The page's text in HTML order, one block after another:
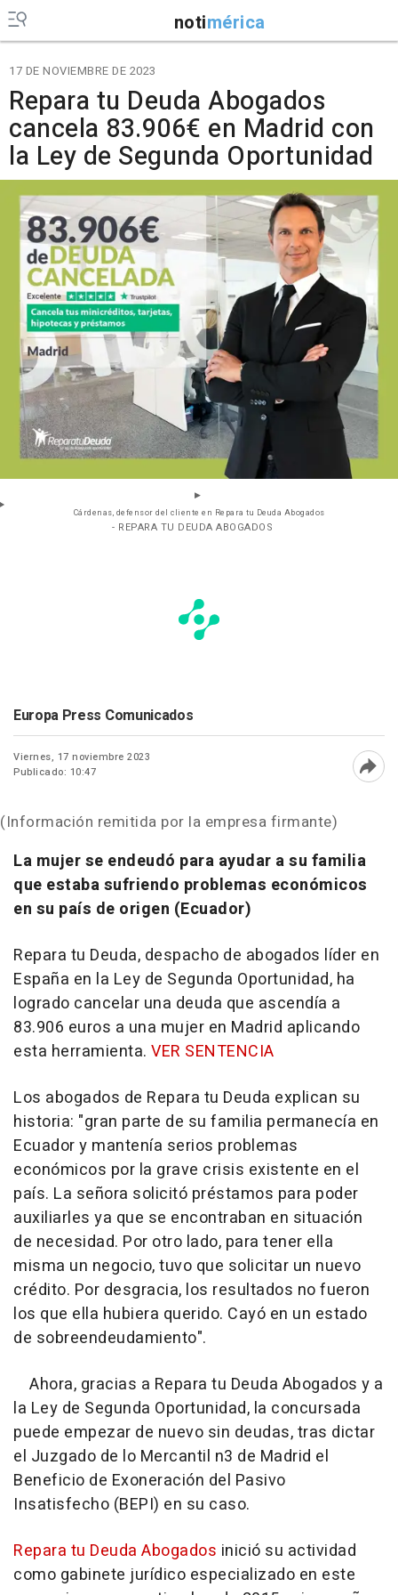
notimérica
17 DE NOVIEMBRE DE 2023
Repara tu Deuda Abogados
cancela 83.906€ en Madrid con
la Ley de Segunda Oportunidad
Cárdenas, defensor del cliente en Repara tu Deuda Abogados
- REPARA TU DEUDA ABOGADOS
Europa Press Comunicados
Viernes, 17 noviembre 2023
Publicado: 10:47
(Información remitida por la empresa firmante)
La mujer se endeudó para ayudar a su familia
que estaba sufriendo problemas económicos
en su país de origen (Ecuador)
Repara tu Deuda, despacho de abogados líder en
España en la Ley de Segunda Oportunidad, ha
logrado cancelar una deuda que ascendía a
83.906 euros a una mujer en Madrid aplicando
esta herramienta. VER SENTENCIA
Los abogados de Repara tu Deuda explican su
historia: "gran parte de su familia permanecía en
Ecuador y mantenía serios problemas
económicos por la grave crisis existente en el
país. La señora solicitó préstamos para poder
auxiliarles ya que se encontraban en situación
de necesidad. Por otro lado, para tener ella
misma un negocio, tuvo que solicitar un nuevo
crédito. Por desgracia, los resultados no fueron
los que ella hubiera querido. Cayó en un estado
de sobreendeudamiento".
Ahora, gracias a Repara tu Deuda Abogados y a
la Ley de Segunda Oportunidad, la concursada
puede empezar de nuevo sin deudas, tras dictar
el Juzgado de lo Mercantil n3 de Madrid el
Beneficio de Exoneración del Pasivo
Insatisfecho (BEPI) en su caso.
Repara tu Deuda Abogados inició su actividad
como gabinete jurídico especializado en este